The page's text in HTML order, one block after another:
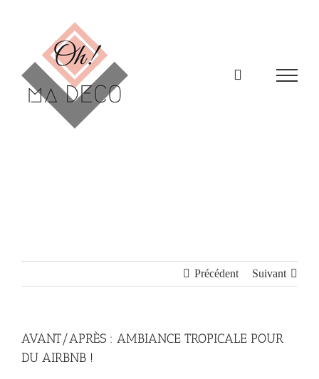
Précédent Suivant
AVANT/APRÈS : AMBIANCE TROPICALE POUR
DU AIRBNB !